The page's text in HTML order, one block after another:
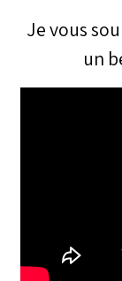
Je vous
un